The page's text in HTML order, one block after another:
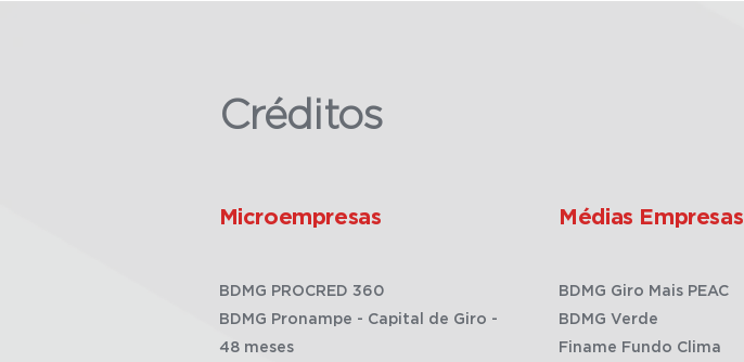
Créditos
Microempresas
BDMG PROCRED 360
BDMG Pronampe - Capital de Giro -
48 meses
Médias Empresas
BDMG Giro Mais PEAC
BDMG Verde
Finame Fundo Clima